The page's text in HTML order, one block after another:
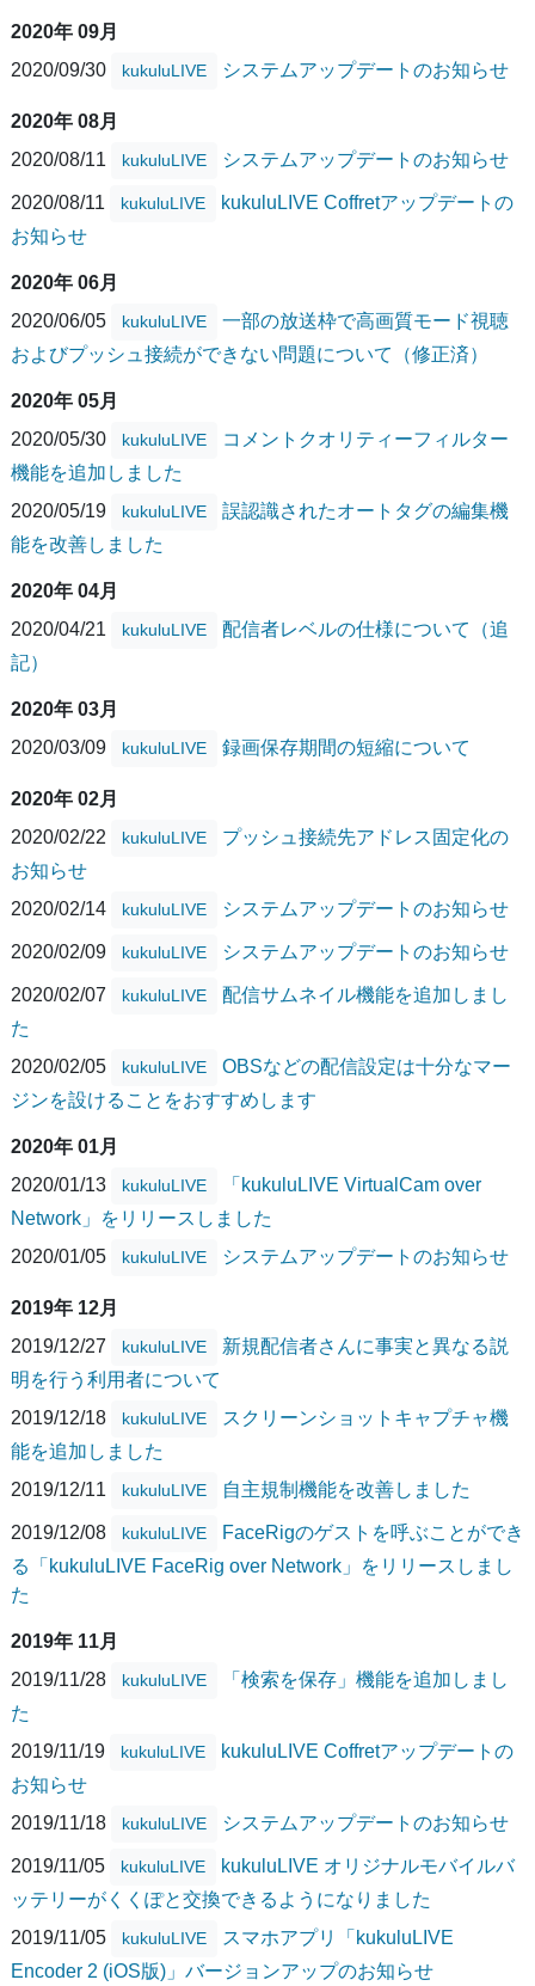
2020年 09月
2020/09/30
kukuluLIVE システムアップデートのお知らせ
2020年 08月
2020/08/11
kukuluLIVE システムアップデートのお知らせ
2020/08/11 kukuluLIVE
kukuluLIVE Coffretアップデートの
お知らせ
2020年 06月
2020/06/05
kukuluLIVE
一部の放送枠で高画質モード視聴
およびプッシュ接続ができない問題について（修正済）
2020年 05月
2020/05/30
kukuluLIVE
コメントクオリティーフィルター
機能を追加しました
2020/05/19
kukuluLIVE
誤認識されたオートタグの編集機
能を改善しました
2020年 04月
2020/04/21
kukuluLIVE
配信者レベルの仕様について（追
記）
2020年 03月
2020/03/09
kukuluLIVE 録画保存期間の短縮について
2020年 02月
2020/02/22
kukuluLIVE
プッシュ接続先アドレス固定化の
お知らせ
2020/02/14
kukuluLIVE システムアップデートのお知らせ
2020/02/09 kukuluLIVE システムアップデートのお知らせ
2020/02/07 kukuluLIVE
配信サムネイル機能を追加しまし
た
2020/02/05
kukuluLIVE
OBSなどの配信設定は十分なマー
ジンを設けることをおすすめします
2020年 01月
2020/01/13
kukuluLIVE
「kukuluLIVE VirtualCam over
Network」をリリースしました
2020/01/05
kukuluLIVE システムアップデートのお知らせ
2019年 12月
2019/12/27
kukuluLIVE
新規配信者さんに事実と異なる説
明を行う利用者について
2019/12/18
kukuluLIVE
スクリーンショットキャプチャ機
能を追加しました
2019/12/11
kukuluLIVE 自主規制機能を改善しました
2019/12/08 kukuluLIVE
FaceRigのゲストを呼ぶことができ
る「kukuluLIVE FaceRig over Network」をリリースしまし
た
2019年 11月
2019/11/28
kukuluLIVE
「検索を保存」機能を追加しまし
た
2019/11/19
kukuluLIVE
kukuluLIVE Coffretアップデートの
お知らせ
2019/11/18
kukuluLIVE システムアップデートのお知らせ
2019/11/05 kukuluLIVE
kukuluLIVE オリジナルモバイルバ
ッテリーがくくぽと交換できるようになりました
2019/11/05
kukuluLIVE
スマホアプリ「kukuluLIVE
Encoder 2 (iOS版)」バージョンアップのお知らせ